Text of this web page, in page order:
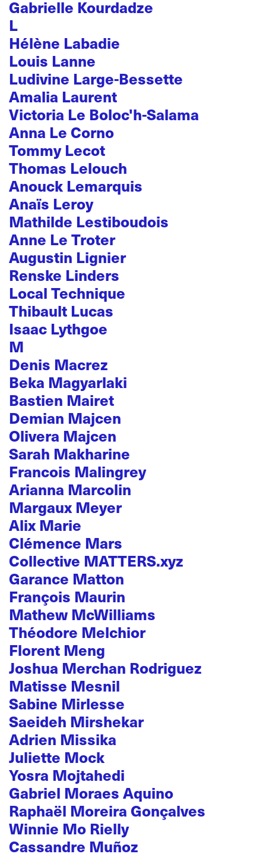
Gabrielle Kourdadze
L
Hélène Labadie
Louis Lanne
Ludivine Large-Bessette
Amalia Laurent
Victoria Le Boloc'h-Salama
Anna Le Corno
Tommy Lecot
Thomas Lelouch
Anouck Lemarquis
Anaïs Leroy
Mathilde Lestiboudois
Anne Le Troter
Augustin Lignier
Renske Linders
Local Technique
Thibault Lucas
Isaac Lythgoe
M
Denis Macrez
Beka Magyarlaki
Bastien Mairet
Demian Majcen
Olivera Majcen
Sarah Makharine
Francois Malingrey
Arianna Marcolin
Margaux Meyer
Alix Marie
Clémence Mars
Collective MATTERS.xyz
Garance Matton
François Maurin
Mathew McWilliams
Théodore Melchior
Florent Meng
Joshua Merchan Rodriguez
Matisse Mesnil
Sabine Mirlesse
Saeideh Mirshekar
Adrien Missika
Juliette Mock
Yosra Mojtahedi
Gabriel Moraes Aquino
Raphaël Moreira Gonçalves
Winnie Mo Rielly
Cassandre Muñoz